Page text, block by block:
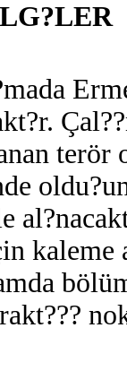
terör
kaleme